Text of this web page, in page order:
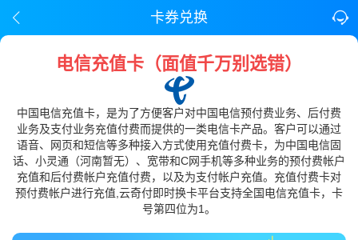
卡券兑换
电信充值卡（面值千万别选错）
中国电信充值卡，是为了方便客户对中国电信预付费业务、后付费
业务及支付业务充值付费而提供的一类电信卡产品。客户可以通过
语音、网页和短信等多种接入方式使用充值付费卡，为中国电信固
话、小灵通（河南暂无）、宽带和C网手机等多种业务的预付费帐户
充值和后付费帐户充值付费，以及为支付帐户充值。充值付费卡对
预付费帐户进行充值,云奇付即时换卡平台支持全国电信充值卡，卡
号第四位为1。